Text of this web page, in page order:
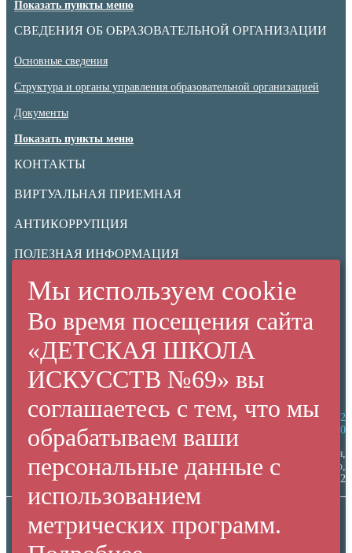
Показать пункты меню
СВЕДЕНИЯ ОБ ОБРАЗОВАТЕЛЬНОЙ ОРГАНИЗАЦИИ
Основные сведения
Структура и органы управления образовательной организацией
Документы
Показать пункты меню
КОНТАКТЫ
ВИРТУАЛЬНАЯ ПРИЕМНАЯ
АНТИКОРРУПЦИЯ
ПОЛЕЗНАЯ ИНФОРМАЦИЯ
ИНФОРМАЦИОННАЯ БЕЗОПАСНОСТЬ
Нормативные документы
Ученикам
Родителям
НЕЗАВИСИМАЯ ОЦЕНКА КАЧЕСТВА
(+7 38 42) 53 67 22
(+7 38 42) 53 99 90
Россия,
г. Кемерово,
пр. Ленина, 137/2
Создание сайта:
Все права защищены. Использование
Мы используем cookie
Во время посещения сайта
«ДЕТСКАЯ ШКОЛА
ИСКУССТВ №69» вы
соглашаетесь с тем, что мы
обрабатываем ваши
персональные данные с
использованием
метрических программ.